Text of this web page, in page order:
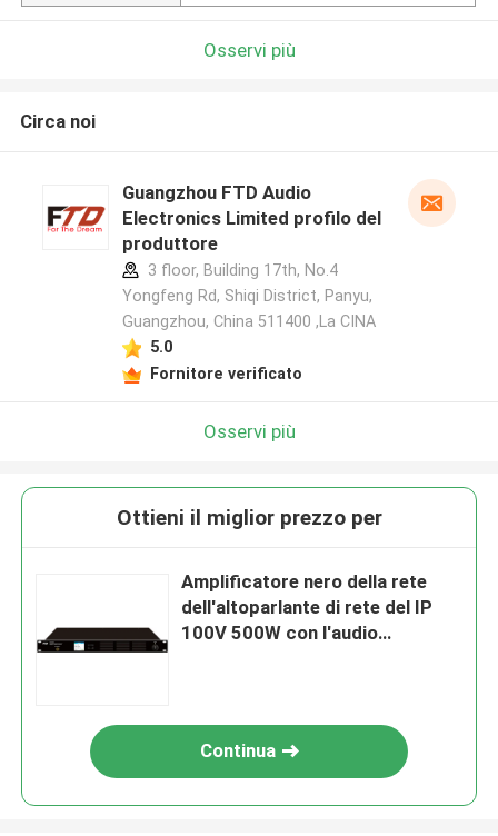
Osservi più
Circa noi
Guangzhou FTD Audio
Electronics Limited profilo del
produttore
3 floor, Building 17th, No.4
Yongfeng Rd, Shiqi District, Panyu,
Guangzhou, China 511400 ,La CINA
5.0
Fornitore verificato
Osservi più
Ottieni il miglior prezzo per
Amplificatore nero della rete
dell'altoparlante di rete del IP
100V 500W con l'audio
Continua